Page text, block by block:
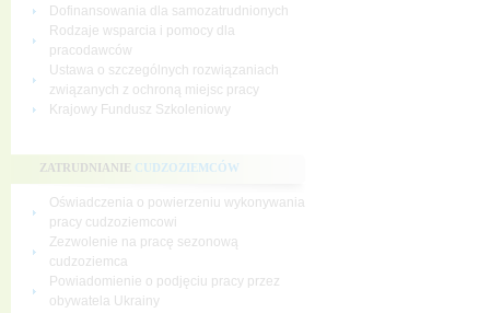
Dofinansowania dla samozatrudnionych
Rodzaje wsparcia i pomocy dla
pracodawców
Ustawa o szczególnych rozwiązaniach
związanych z ochroną miejsc pracy
Krajowy Fundusz Szkoleniowy
ZATRUDNIANIE CUDZOZIEMCÓW
Oświadczenia o powierzeniu wykonywania
pracy cudzoziemcowi
Zezwolenie na pracę sezonową
cudzoziemca
Powiadomienie o podjęciu pracy przez
obywatela Ukrainy